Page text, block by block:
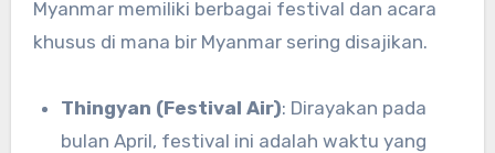
Myanmar memiliki berbagai festival dan acara
khusus di mana bir Myanmar sering disajikan.
Thingyan (Festival Air): Dirayakan pada
bulan April, festival ini adalah waktu yang